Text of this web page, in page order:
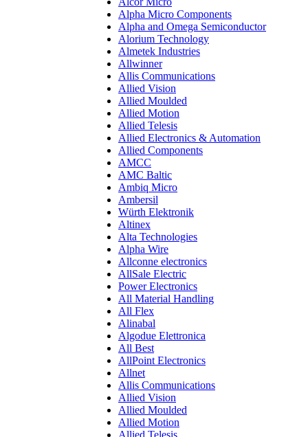
Alpha Micro Components
Alpha and Omega Semiconductor
Alorium Technology
Almetek Industries
Allwinner
Allis Communications
Allied Vision
Allied Moulded
Allied Motion
Allied Telesis
Allied Electronics & Automation
Allied Components
AMCC
AMC Baltic
Ambiq Micro
Ambersil
Würth Elektronik
Altinex
Alta Technologies
Alpha Wire
Allconne electronics
AllSale Electric
Power Electronics
All Material Handling
All Flex
Alinabal
Algodue Elettronica
All Best
AllPoint Electronics
Allnet
Allis Communications
Allied Vision
Allied Moulded
Allied Motion
Allied Telesis